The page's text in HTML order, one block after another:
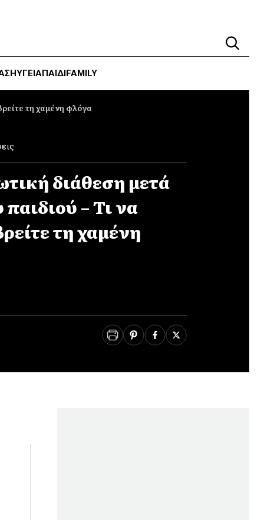
ΥΓΕΊΑΠΑΙΔΙFAMILY
τη χαμένη φλόγα
διάθεση μετά
– Τι να
τη χαμένη